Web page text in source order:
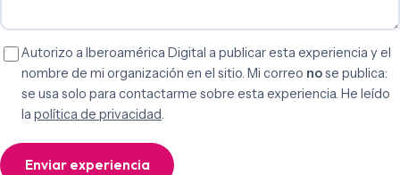
Autorizo a Iberoamérica Digital a publicar esta experiencia y el
nombre de mi organización en el sitio. Mi correo nose publica:
se usa solo para contactarme sobre esta experiencia. He leído
la política de privacidad.
Enviar experiencia